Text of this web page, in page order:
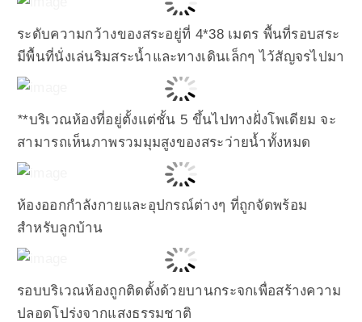
ระดับความกว้างของสระอยู่ที่ 4*38 เมตร พื้นที่รอบสระ
มีพื้นที่นั่งเล่นริมสระน้ำและทางเดินเล็กๆ ไว้สัญจรไปมา
**บริเวณห้องที่อยู่ตั้งแต่ชั้น 5 ขึ้นไปทางฝั่งโพเดียม จะ
สามารถเห็นภาพรวมมุมสูงของสระว่ายน้ำทั้งหมด
ห้องออกกำลังกายและอุปกรณ์ต่างๆ ที่ถูกจัดพร้อม
สำหรับลูกบ้าน
รอบบริเวณห้องถูกติดตั้งด้วยบานกระจกเพื่อสร้างความ
ปลอดโปร่งจากแสงธรรมชาติ